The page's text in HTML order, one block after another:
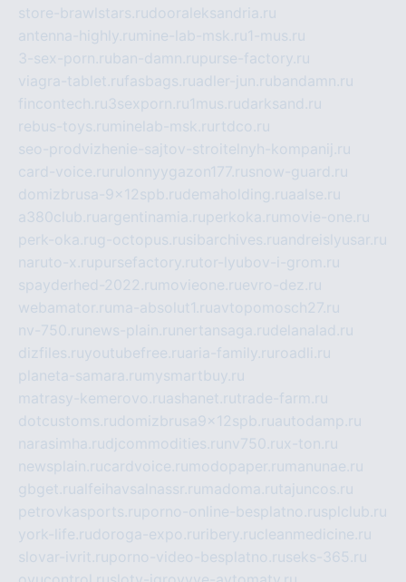
store-brawlstars.rudooraleksandria.ru
antenna-highly.ru mine-lab-msk.ru1-mus.ru
3-sex-porn.ruban-damn.rupurse-factory.ru
viagra-tablet.rufasbags.ruadler-jun.rubandamn.ru
fincontech.ru3sexporn.ru1mus.rudarksand.ru
rebus-toys.ru minelab-msk.ru rtdco.ru
seo-prodvizhenie-sajtov-stroitelnyh-kompanij.ru
card-voice.ru rulonnyygazon177.rusnow-guard.ru
domizbrusa-9x12spb.rudemaholding.ruaalse.ru
a380club.ruargentinamia.ruperkoka.ru movie-one.ru
perk-oka.rug-octopus.rusibarchives.ruandreislyusar.ru
naruto-x.rupursefactory.rutor-lyubov-i-grom.ru
spayderhed-2022.ru movieone.ruevro-dez.ru
webamator.ru ma-absolut1.ruavtopomosch27.ru
nv-750.ru news-plain.ru nertansaga.rudelanalad.ru
dizfiles.ruyoutubefree.ruaria-family.ru roadli.ru
planeta-samara.ru mysmartbuy.ru
matrasy-kemerovo.ruashanet.rutrade-farm.ru
dotcustoms.rudomizbrusa9x12spb.ruautodamp.ru
narasimha.rudjcommodities.ru nv750.rux-ton.ru
newsplain.rucardvoice.ru modopaper.ru manunae.ru
gbget.rualfeihavsalnassr.ru madoma.rutajuncos.ru
petrovkasports.ruporno-online-besplatno.rusplclub.ru
york-life.rudoroga-expo.ru ribery.rucleanmedicine.ru
slovar-ivrit.ruporno-video-besplatno.ruseks-365.ru